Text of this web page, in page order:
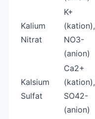
Kalium
Nitrat
K+
(kation),
NO3-
(anion)
Kalsium
Sulfat
Ca2+
(kation),
SO42-
(anion)